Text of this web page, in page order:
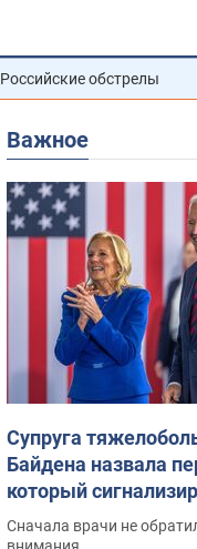
Российские обстрелы
Важное
Супруга
Байдена назвала
который
"агрессивном" раке
Сначала врачи не